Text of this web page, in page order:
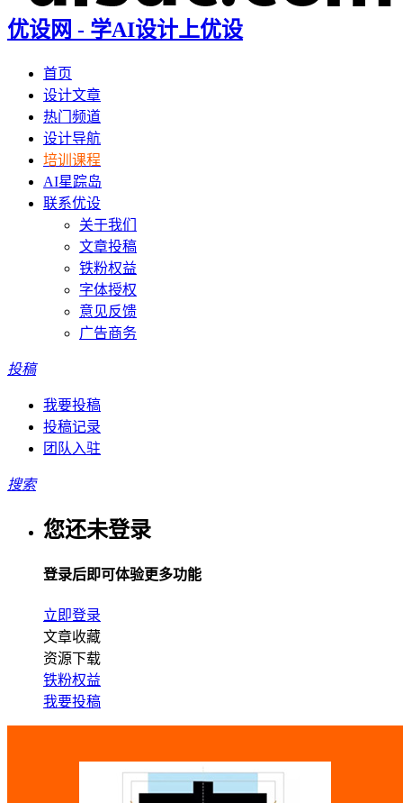
优设网 - 学AI设计上优设
首页
设计文章
热门频道
设计导航
培训课程
AI星踪岛
联系优设
关于我们
文章投稿
铁粉权益
字体授权
意见反馈
广告商务
投稿
我要投稿
投稿记录
团队入驻
搜索
您还未登录
登录后即可体验更多功能
立即登录
文章收藏
资源下载
铁粉权益
我要投稿